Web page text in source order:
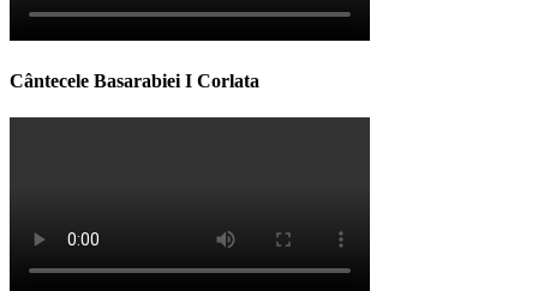
Cântecele Basarabiei I Corlata